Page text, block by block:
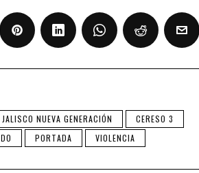
NUEVA GENERACIÓN
CERESO 3
PORTADA VIOLENCIA